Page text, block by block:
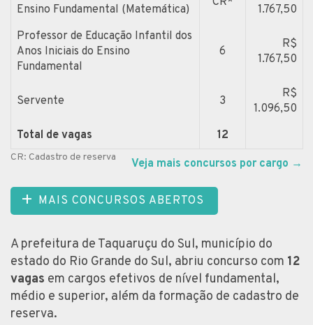
Ensino Fundamental (Matemática)
1.767,50
Professor de Educação Infantil dos
Anos Iniciais do Ensino
Fundamental
6
R$
1.767,50
Servente 3
R$
1.096,50
Total de vagas
12
CR: Cadastro de reserva Veja mais concursos por cargo →
MAIS CONCURSOS ABERTOS
A prefeitura de Taquaruçu do Sul, município do
estado do Rio Grande do Sul, abriu concurso com 12
vagas em cargos efetivos de nível fundamental,
médio e superior, além da formação de cadastro de
reserva.